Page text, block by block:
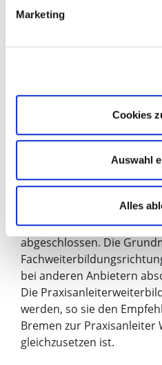
Marketing
Cookies
Auswahl
Alles
Grundlagen der
Komplexe Situationen in
Std.
Jedes Modul wird einzeln
abgeschlossen. Die
bei anderen Anbietern
Die
werden, so sie den
Bremen zur Praxisanleiter
gleichzusetzen ist.